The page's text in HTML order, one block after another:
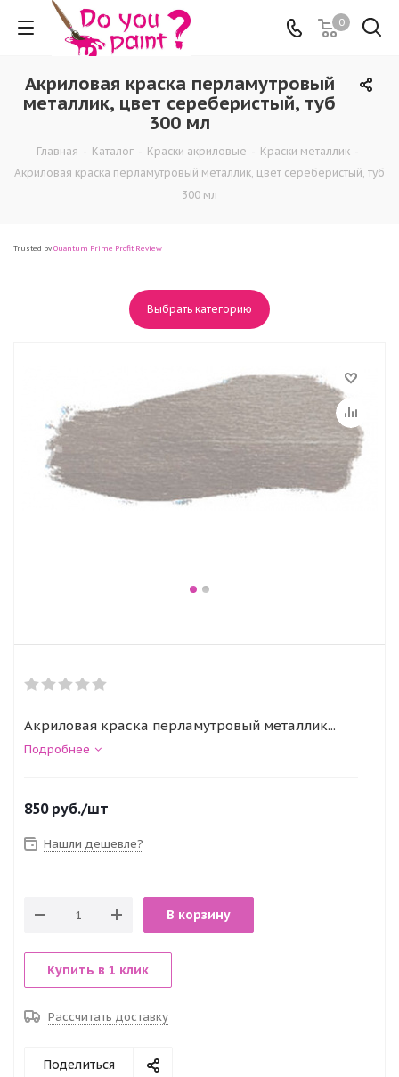
0
Акриловая краска перламутровый
металлик, цвет сереберистый, туб
300 мл
Главная - Каталог - Краски акриловые - Краски металлик -
Акриловая краска перламутровый металлик, цвет сереберистый, туб
300 мл
Trusted by Quantum Prime Profit Review
Выбрать категорию
Акриловая краска перламутровый металлик...
Подробнее
850руб./шт
Нашли дешевле?
В корзину
Купить в 1 клик
Рассчитать доставку
Поделиться